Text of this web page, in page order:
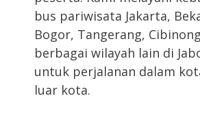
bus pariwisata Jakarta,
Bogor, Tangerang,
berbagai wilayah lain di
untuk perjalanan dalam
luar kota.